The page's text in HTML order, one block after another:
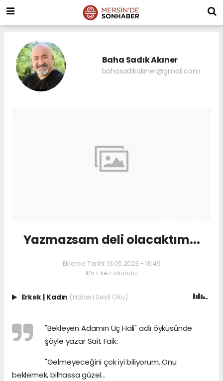
Baha Sadık Akıner
bahasadıkakıner@gmail.com
Yazmazsam deli olacaktım...
Ekleme Tarihi: 13.05.2023 - 18:49
105+ kez okundu.
Erkek Kadın (Haberi Sesli Oku)
"Bekleyen Adamın Üç Hali" adlı öyküsünde
şöyle yazar Sait Faik:
"Gelmeyeceğini çok iyi biliyorum. Onu
beklemek, bilhassa güzel...